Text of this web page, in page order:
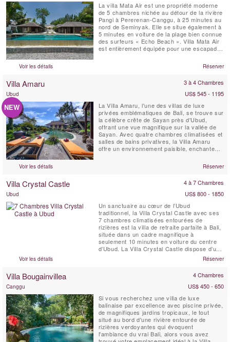
La villa Mata Air est une propriété moderne
de 5 chambres nichée au détour de la rivière
Pangi à Pererenan-Canggu, à 25 minutes au
nord de Seminyak. Elle se situe également à
5 minutes en voiture de la plage bien connue
des surfeurs « Echo Beach ». Villa Mata Air
est entièrement équipée pour une escapade
style balinais ouvert avec celui de la vie
Voir les détails Réserver
Villa Amaru 3 à 4 Chambres
Ubud US$ 545 - 1195
NEW
La Villa Amaru, l'une des villas de luxe
privées emblématiques de Bali, se trouve sur
la célèbre crête de Sayan près d'Ubud,
offrant une vue magnifique sur la vallée de
Sayan. Avec quatre chambres climatisées et
salles de bains privatives, la Villa Amaru
offre un environnement paisible, enchanteur
offre une vue panoramique à couper le
souffle sur la chaîne de volcans de Bali et
Voir les détails Réserver
Villa Crystal Castle 4 à 7 Chambres
Ubud
US$ 800 - 1850
Un sanctuaire au cœur de l’Ubud
traditionnel, la Villa Crystal Castle avec ses
7 chambres climatisées entourées de
rizières est la villa de retraite parfaite à Bali,
située dans un cadre magnifique à
seulement 10 minutes en voiture du centre
d’Ubud. La Villa Crystal Castle dispose d’une
grande piscine de 18 x 5 mètres de taille
comparable à celle d’un complexe hôtelier,
Soins Spa, le tout niché dans un vaste jardin
Voir les détails Réserver
Villa Bougainvillea 4 Chambres
Canggu
US$ 450 - 650
Si vous recherchez une villa de luxe
balinaise par excellence avec piscine privée,
de magnifiques jardins tropicaux, le tout
situé au bord d'une rivière entourée de
rizières verdoyantes qui évoquent
l'ambiance du vrai Bali, alors vous avez